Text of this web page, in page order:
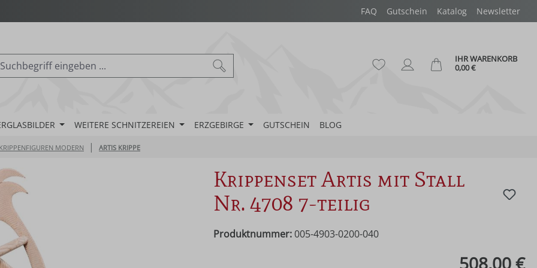
FAQ Gutschein Katalog Newsletter
Du hast 0 Produkte auf dem
IHR WARENKORB
0,00 €
WEITERE SCHNITZEREIEN ERZGEBIRGE GUTSCHEIN BLOG
KRIPPENFIGUREN MODERN | ARTIS KRIPPE
Krippenset Artis mit Stall
Nr. 4708 7-teilig
Produktnummer: 005-4903-0200-040
508,00 €